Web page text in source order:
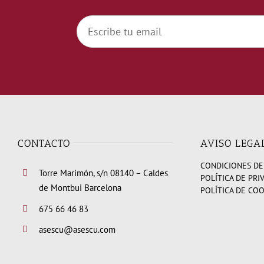
CONTACTO
Torre Marimón, s/n 08140 – Caldes
de Montbui Barcelona
675 66 46 83
asescu@asescu.com
AVISO
CONDICIONES
POLÍTICA DE
POLÍTICA DE